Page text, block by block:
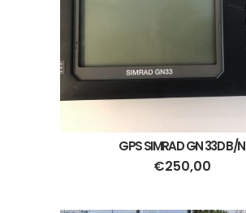
GPS SIMRAD GN 33D B/N
€250,00